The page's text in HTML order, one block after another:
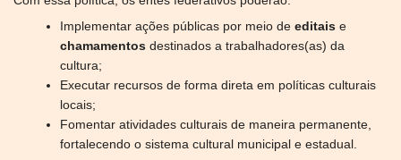
Implementar ações públicas por meio de editais e
chamamentos destinados a trabalhadores(as) da
cultura;
Executar recursos de forma direta em políticas culturais
locais;
Fomentar atividades culturais de maneira permanente,
fortalecendo o sistema cultural municipal e estadual.